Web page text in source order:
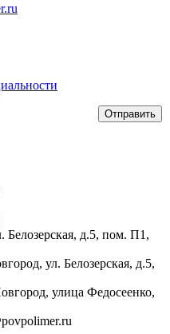
Отправить
Белозерская, д.5, пом. П1,
ул. Белозерская, д.5,
улица Федосеенко,